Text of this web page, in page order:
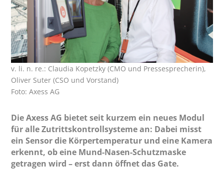
v. li. n. re.: Claudia Kopetzky (CMO und Pressesprecherin),
Oliver Suter (CSO und Vorstand)
Foto: Axess AG
Die Axess AG bietet seit kurzem ein neues Modul
für alle Zutrittskontrollsysteme an: Dabei misst
ein Sensor die Körpertemperatur und eine Kamera
erkennt, ob eine Mund-Nasen-Schutzmaske
getragen wird – erst dann öffnet das Gate.